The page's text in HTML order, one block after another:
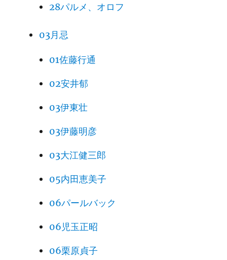
28パルメ、オロフ
03月忌
01佐藤行通
02安井郁
03伊東壮
03伊藤明彦
03大江健三郎
05内田恵美子
06パールバック
06児玉正昭
06栗原貞子